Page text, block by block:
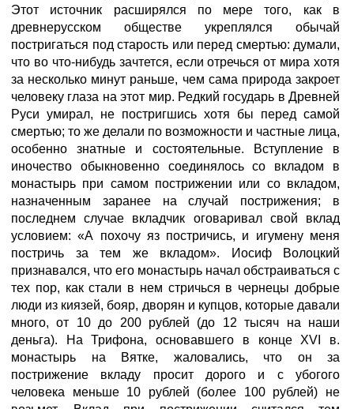
Этот источник расширялся по мере того, как в
древнерусском обществе укреплялся обычай
постригаться под старость или перед смертью: думали,
что во что-нибудь зачтется, если отречься от мира хотя
за несколько минут раньше, чем сама природа закроет
человеку глаза на этот мир. Редкий государь в Древней
Руси умирал, не постригшись хотя бы перед самой
смертью; то же делали по возможности и частные лица,
особенно знатные и состоятельные. Вступление в
иночество обыкновенно соединялось со вкладом в
монастырь при самом пострижении или со вкладом,
назначенным заранее на случай пострижения; в
последнем случае вкладчик оговаривал свой вклад
условием: «А похочу яз постричись, и игумену меня
постричь за тем же вкладом». Иосиф Волоцкий
признавался, что его монастырь начал обстраиваться с
тех пор, как стали в нем стричься в чернецы добрые
люди из киязей, бояр, дворян и купцов, которые давали
много, от 10 до 200 рублей (до 12 тысяч на наши
деньга). На Трифона, основавшего в конце XVI в.
монастырь на Вятке, жаловались, что он за
пострижение вкладу просит дорого и с убогого
человека меньше 10 рублей (более 100 рублей) не